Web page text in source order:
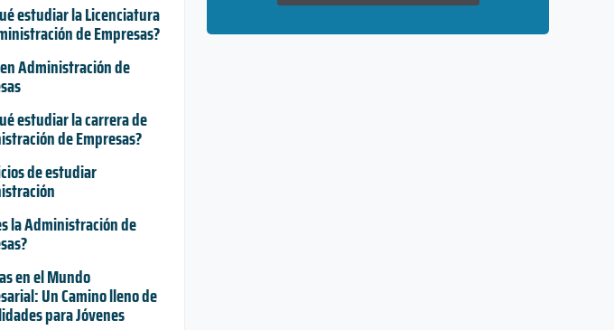
estudiar la Licenciatura
de Empresas?
Administración de
estudiar la carrera de
de Empresas?
de estudiar
la Administración de
en el Mundo
Un Camino lleno de
para Jóvenes